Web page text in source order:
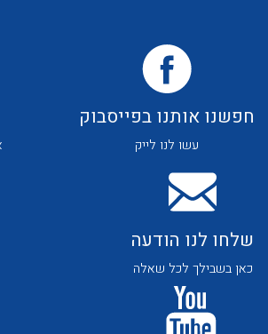
חפשנו אותנו בפייסבוק
עשו לנו לייק
שלחו לנו הודעה
כאן בשבילך לכל שאלה